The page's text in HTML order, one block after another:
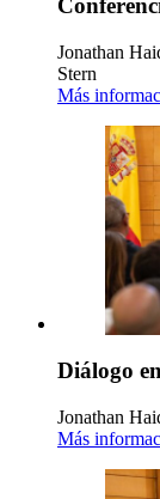
Jonathan
Stern
Más
Diálogo
Jonathan
Más